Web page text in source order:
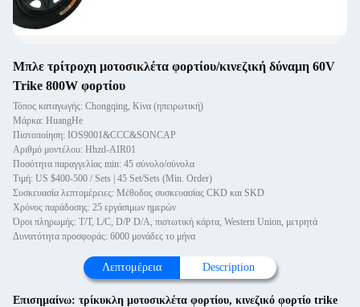
Μπλε τρίτροχη μοτοσικλέτα φορτίου/κινεζική δύναμη 60V
Trike 800W φορτίου
Τόπος καταγωγής: Chongqing, Κίνα (ηπειρωτική)
Μάρκα: HuangHe
Πιστοποίηση: IOS9001&CCC&SONCAP
Αριθμό μοντέλου: Hhzd-AIR01
Ποσότητα παραγγελίας min: 45 σύνολο/σύνολα
Τιμή: US $400-500 / Sets | 45 Set/Sets (Min. Order)
Συσκευασία λεπτομέρειες: Μέθοδος συσκευασίας CKD και SKD
Χρόνος παράδοσης: 25 εργάσιμων ημερών
Όροι πληρωμής: T/T, L/C, D/P D/A, πιστωτική κάρτα, Western Union, μετρητά
Δυνατότητα προσφοράς: 6000 μονάδες το μήνα
Λεπτομέρεια Description
Επισημαίνω: τρίκυκλη μοτοσικλέτα φορτίου, κινεζικό φορτίο trike